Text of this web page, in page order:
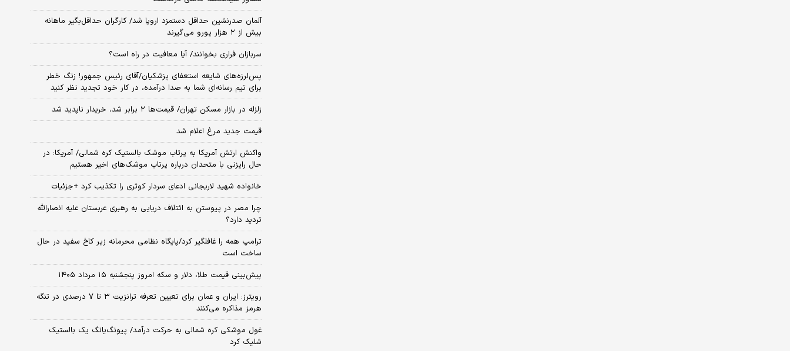
آلمان صدرنشین حداقل دستمزد اروپا شد/ کارگران حداقل‌بگیر ماهانه
بیش از ۲ هزار یورو می‌گیرند
سربازان فراری بخوانند/ آیا معافیت در راه است؟
پس‌لرزه‌های شایعه استعفای پزشکیان/آقای رئیس جمهور! زنگ خطر
برای تیم رسانه‌ای شما به صدا درآمده، در کار خود تجدید نظر کنید
زلزله در بازار مسکن تهران/ قیمت‌ها ۲ برابر شد، خریدار ناپدید شد
قیمت جدید مرغ اعلام شد
واکنش ارتش آمریکا به پرتاب موشک بالستیک کره شمالی/ آمریکا: در
حال رایزنی با متحدان درباره پرتاب موشک‌های اخیر هستیم
خانواده شهید لاریجانی ادعای سردار کوثری را تکذیب کرد +جزئیات
چرا مصر در پیوستن به ائتلاف دریایی به رهبری عربستان علیه انصارالله
تردید دارد؟
ترامپ همه را غافلگیر کرد/پایگاه نظامی محرمانه زیر کاخ سفید در حال
ساخت است
پیش‌بینی قیمت طلا، دلار و سکه امروز پنجشنبه ۱۵ مرداد ۱۴۰۵
رویترز: ایران و عمان برای تعیین تعرفه ترانزیت ۳ تا ۷ درصدی در تنگه
هرمز مذاکره می‌کنند
غول موشکی کره شمالی به حرکت درآمد/ پیونگ‌یانگ یک بالستیک
شلیک کرد